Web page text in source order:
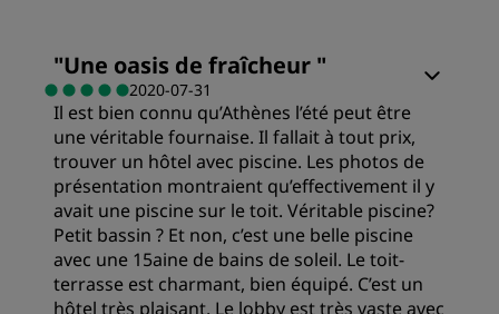
Qualité/prix
Literie
Emplacement
"Une oasis de fraîcheur "
2020-07-31
Il est bien connu qu’Athènes l’été peut être
une véritable fournaise. Il fallait à tout prix,
trouver un hôtel avec piscine. Les photos de
présentation montraient qu’effectivement il y
avait une piscine sur le toit. Véritable piscine?
Petit bassin ? Et non, c’est une belle piscine
avec une 15aine de bains de soleil. Le toit-
terrasse est charmant, bien équipé. C’est un
hôtel très plaisant. Le lobby est très vaste avec